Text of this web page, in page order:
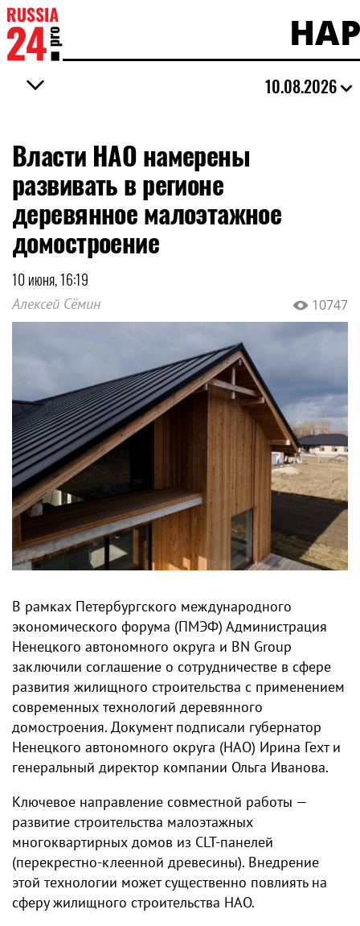
10.08.2026
Власти НАО намерены
развивать в регионе
деревянное малоэтажное
домостроение
10 июня, 16:19
Алексей Сёмин 10747
В рамках Петербургского международного
экономического форума (ПМЭФ) Администрация
Ненецкого автономного округа и BN Group
заключили соглашение о сотрудничестве в сфере
развития жилищного строительства с применением
современных технологий деревянного
домостроения. Документ подписали губернатор
Ненецкого автономного округа (НАО) Ирина Гехт и
генеральный директор компании Ольга Иванова.
Ключевое направление совместной работы —
развитие строительства малоэтажных
многоквартирных домов из CLT-панелей
(перекрестно-клеенной древесины). Внедрение
этой технологии может существенно повлиять на
сферу жилищного строительства НАО.